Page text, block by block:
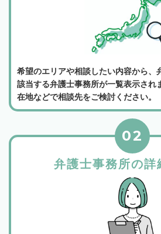
希望のエリアや相談したい内容から、
該当する弁護士事務所が一覧表示され
在地などで相談先をご検討ください。
弁護士事務所の詳
02